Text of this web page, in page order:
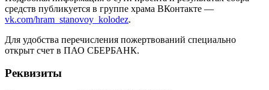
средств публикуется в группе храма ВКонтакте —
vk.com/hram_stanovoy_kolodez.
Для удобства перечисления пожертвований специально
открыт счет в ПАО СБЕРБАНК.
Реквизиты